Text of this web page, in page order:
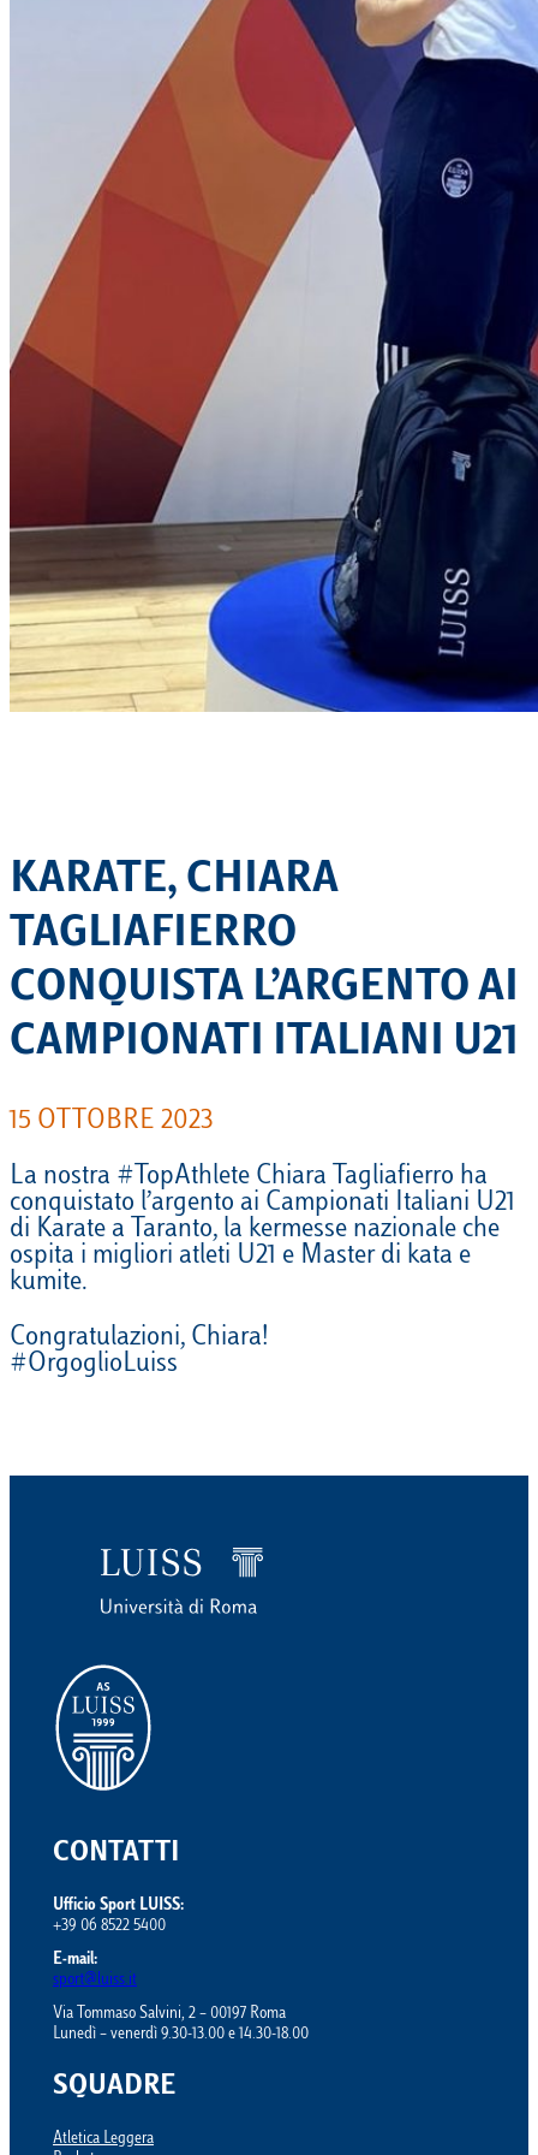
KARATE, CHIARA
TAGLIAFIERRO
CONQUISTA L’ARGENTO AI
CAMPIONATI ITALIANI U21
15 OTTOBRE 2023
La nostra #TopAthlete Chiara Tagliafierro ha
conquistato l’argento ai Campionati Italiani U21
di Karate a Taranto, la kermesse nazionale che
ospita i migliori atleti U21 e Master di kata e
kumite.
Congratulazioni, Chiara!
#OrgoglioLuiss
CONTATTI
Ufficio Sport LUISS:
+39 06 8522 5400
E-mail:
sport@luiss.it
Via Tommaso Salvini, 2 – 00197 Roma
Lunedì – venerdì 9.30-13.00 e 14.30-18.00
SQUADRE
Atletica Leggera